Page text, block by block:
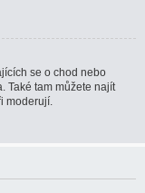
se o chod nebo
Také tam můžete najít
moderují.